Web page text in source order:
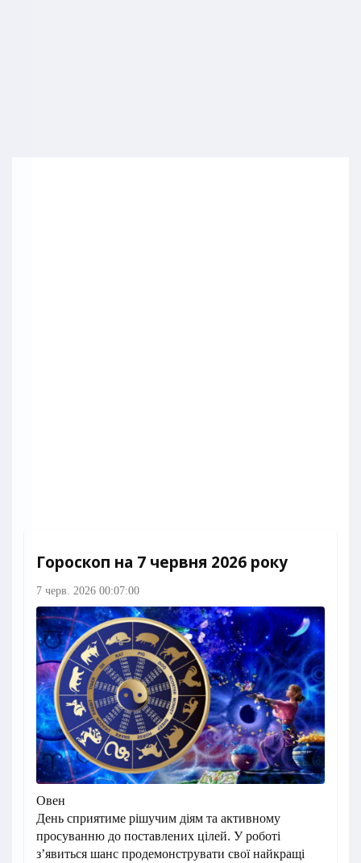
Гороскоп на 7 червня 2026 року
7 черв. 2026 00:07:00
Овен
День сприятиме рішучим діям та активному
просуванню до поставлених цілей. У роботі
з’явиться шанс продемонструвати свої найкращі